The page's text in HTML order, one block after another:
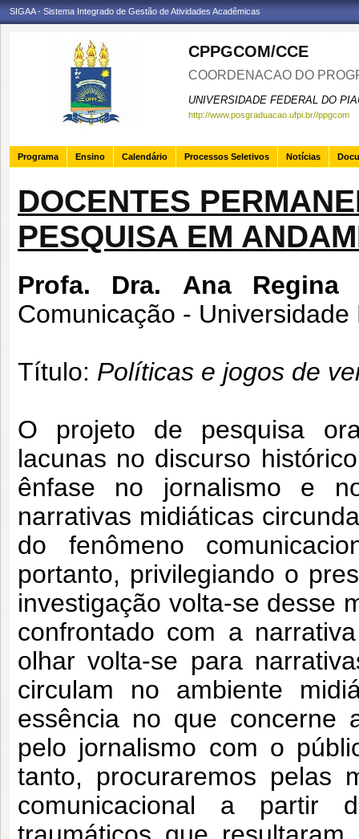
SIGAA - Sistema Integrado de Gestão de Atividades Acadêmicas
CPPGCOM/CCE
COORDENACAO DO
UNIVERSIDADE FEDERAL DO
http://www.posgraduacao.ufpi.br//ppgcom
Programa Ensino Calendário Processos Seletivos Notícias
DOCENTES
PESQUISA EM
Profa. Dra. Ana
Comunicação -
Título: Políticas e jogos de
O projeto de pesquisa
lacunas no discurso
ênfase no jornalismo e
narrativas midiáticas
do fenômeno
portanto, privilegiando o
investigação volta-se desse
confrontado com a
olhar volta-se para
circulam no ambiente
essência no que concerne
pelo jornalismo com o
tanto, procuraremos pelas
comunicacional a partir